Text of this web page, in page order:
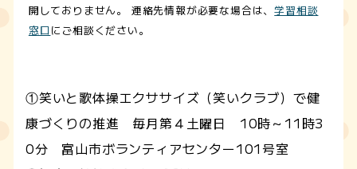
開しておりません。 連絡先情報が必要な場合は、学習相談
窓口 にご相談ください。
①笑いと歌体操エクササイズ（笑いクラブ）で健
康づくりの推進 毎月第４土曜日 10時～11時3
0分 富山市ボランティアセンター101号室